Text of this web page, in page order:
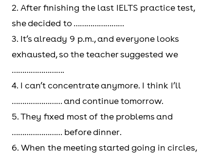
2. After finishing the last IELTS practice test,
she decided to ……………………
3. It’s already 9 p.m., and everyone looks
exhausted, so the teacher suggested we
…………………….
4. I can’t concentrate anymore. I think I’ll
…………………… and continue tomorrow.
5. They fixed most of the problems and
…………………… before dinner.
6. When the meeting started going in circles,